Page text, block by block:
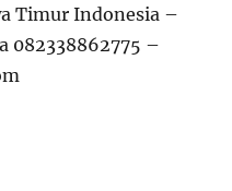
Timur Indonesia –
082338862775 –